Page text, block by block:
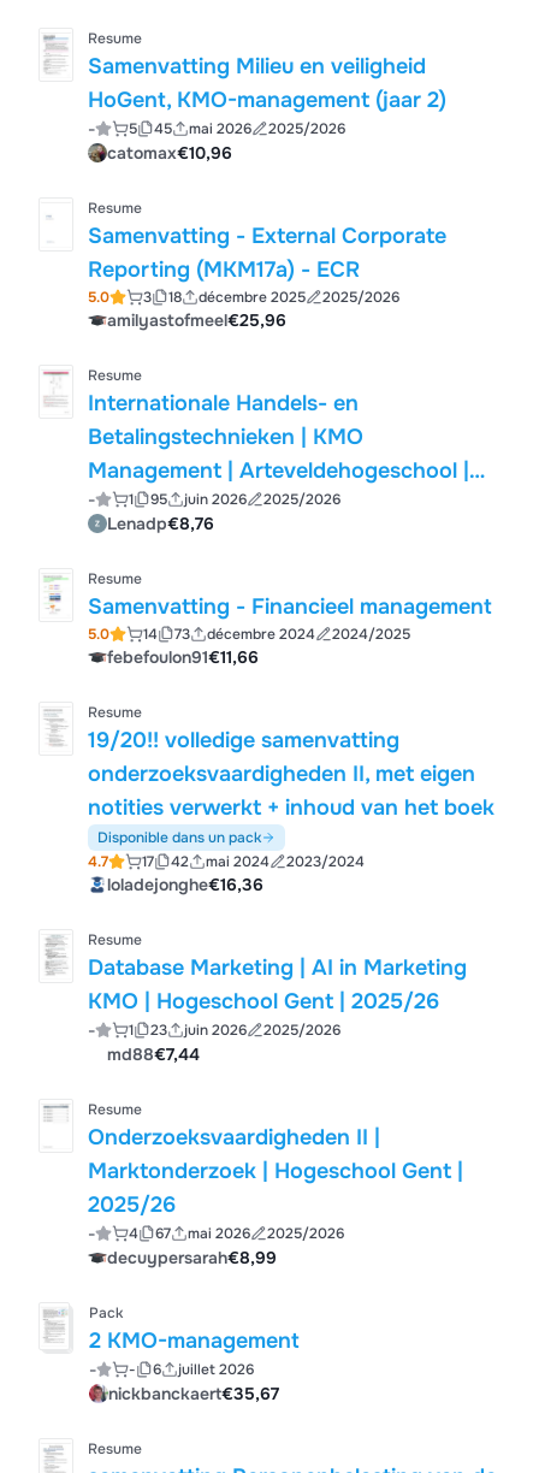
Resume
Samenvatting Milieu en veiligheid
HoGent, KMO-management (jaar 2)
- 5 45 mai 2026 2025/2026
catomax€10,96
Resume
Samenvatting - External Corporate
Reporting (MKM17a) - ECR
5.0 3 18 décembre 2025 2025/2026
amilyastofmeel€25,96
Resume
Internationale Handels- en
Betalingstechnieken | KMO
Management | Arteveldehogeschool |
2025/26
- 1 95 juin 2026 2025/2026
Lenadp€8,76
Resume
Samenvatting - Financieel management
5.0 14 73 décembre 2024 2024/2025
febefoulon91€11,66
Resume
19/20!! volledige samenvatting
onderzoeksvaardigheden II, met eigen
notities verwerkt + inhoud van het boek
Disponible dans un pack
4.7
17 42 mai 2024 2023/2024
loladejonghe€16,36
Resume
Database Marketing | AI in Marketing
KMO | Hogeschool Gent | 2025/26
- 1 23 juin 2026 2025/2026
md88€7,44
Resume
Onderzoeksvaardigheden II |
Marktonderzoek | Hogeschool Gent |
2025/26
- 4 67 mai 2026 2025/2026
decuypersarah€8,99
Pack
2 KMO-management
- - 6 juillet 2026
nickbanckaert€35,67
Resume